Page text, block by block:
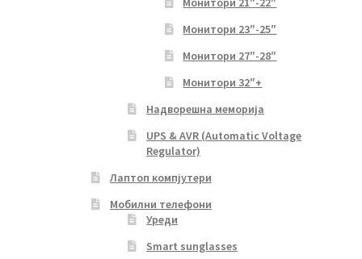
Монитори 23″-25″
Монитори 27″-28″
Монитори 32″+
Надворешна меморија
UPS & AVR (Automatic Voltage
Regulator)
Лаптоп компјутери
Мобилни телефони
Уреди
Smart sunglasses